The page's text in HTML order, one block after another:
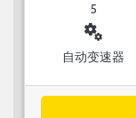
5
miscellaneous_services
自动变速器